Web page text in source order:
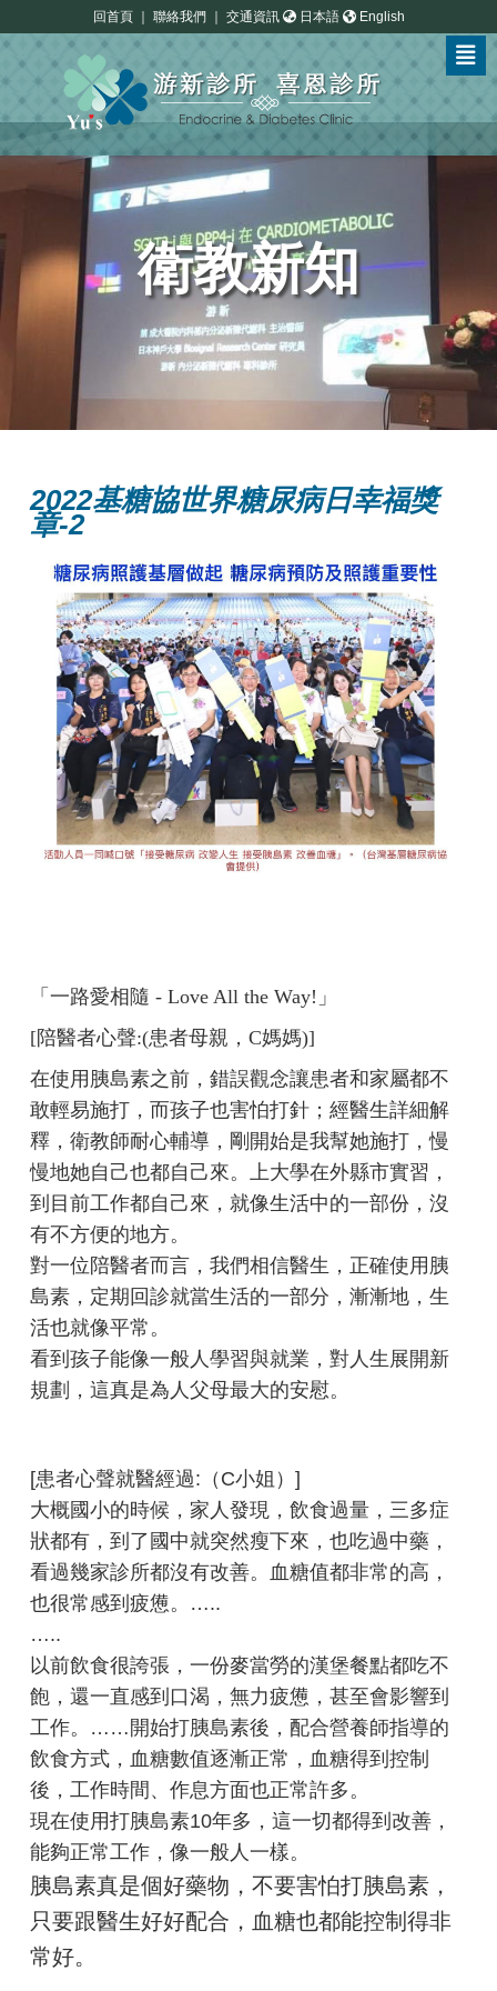
回首頁｜ 聯絡我們 交通資訊 日本語 English
衛教新知
2022基糖協世界糖尿病日幸福獎
章-2
「一路愛相隨 - Love All the Way!」
[陪醫者心聲:(患者母親，C媽媽)]
在使用胰島素之前，錯誤觀念讓患者和家屬都不
敢輕易施打，而孩子也害怕打針；經醫生詳細解
釋，衛教師耐心輔導，剛開始是我幫她施打，慢
慢地她自己也都自己來。上大學在外縣市實習，
到目前工作都自己來，就像生活中的一部份，沒
有不方便的地方。
對一位陪醫者而言，我們相信醫生，正確使用胰
島素，定期回診就當生活的一部分，漸漸地，生
活也就像平常。
看到孩子能像一般人學習與就業，對人生展開新
規劃，這真是為人父母最大的安慰。
[患者心聲就醫經過:（C小姐）]
大概國小的時候，家人發現，飲食過量，三多症
狀都有，到了國中就突然瘦下來，也吃過中藥，
看過幾家診所都沒有改善。血糖值都非常的高，
也很常感到疲憊。…..
…..
以前飲食很誇張，一份麥當勞的漢堡餐點都吃不
飽，還一直感到口渴，無力疲憊，甚至會影響到
工作。……開始打胰島素後，配合營養師指導的
飲食方式，血糖數值逐漸正常，血糖得到控制
後，工作時間、作息方面也正常許多。
現在使用打胰島素10年多，這一切都得到改善，
能夠正常工作，像一般人一樣。
胰島素真是個好藥物，不要害怕打胰島素，
只要跟醫生好好配合，血糖也都能控制得非
常好。